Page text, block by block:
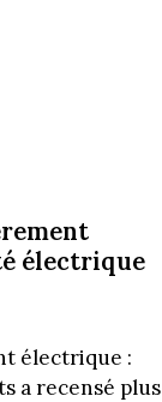
électrique
électrique :
a recensé plus